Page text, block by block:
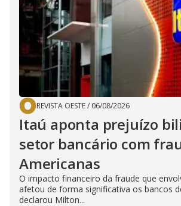
REVISTA OESTE/ 06/08/2026
Itaú aponta prejuízo
setor bancário com
Americanas
O impacto financeiro da fraude que
afetou de forma significativa os bancos
declarou Milton...